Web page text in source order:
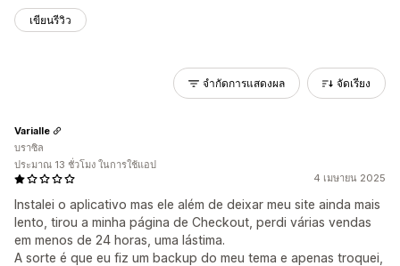
เขียนรีวิว
จำกัดการแสดงผล จัดเรียง
4 เมษายน 2025
Instalei o aplicativo mas ele além de deixar meu site ainda mais
lento, tirou a minha página de Checkout, perdi várias vendas
em menos de 24 horas, uma lástima.
A sorte é que eu fiz um backup do meu tema e apenas troquei,
Varialle
บราซิล
ประมาณ 13 ชั่วโมง ในการใช้แอป